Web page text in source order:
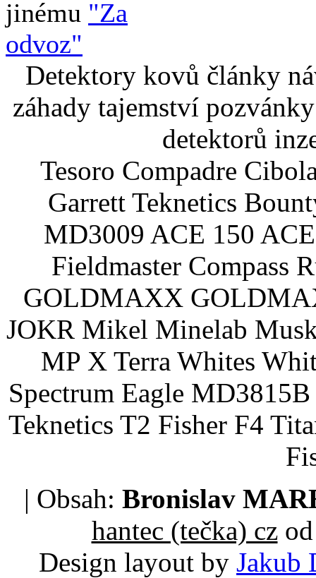
jinému "Za
odvoz"
Detektory kovů články
záhady tajemství
detektorů
Tesoro Compadre
Garrett Teknetics
MD3009 ACE 150
Fieldmaster Compass
GOLDMAXX
JOKR Mikel Minelab
MP X Terra Whites
Spectrum Eagle
Teknetics T2 Fisher F4
| Obsah: Bronislav
hantec (tečka) czod
Design layout by Jakub